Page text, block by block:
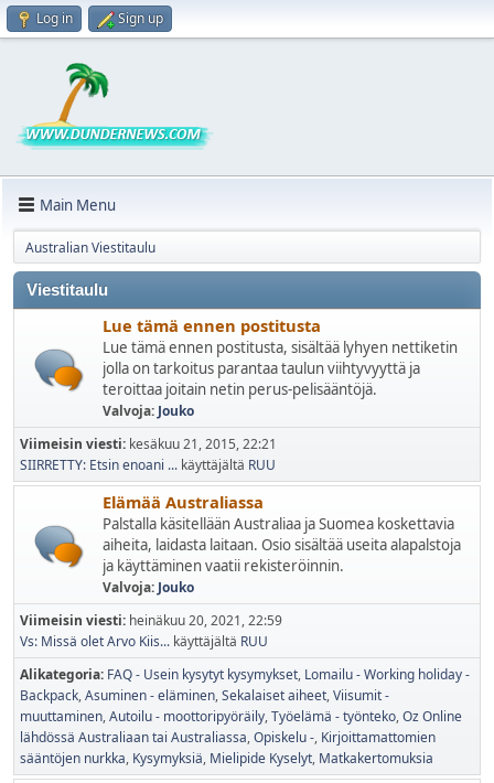
Log in Sign up
Main Menu
Australian Viestitaulu
Viestitaulu
Lue tämä ennen postitusta
Lue tämä ennen postitusta, sisältää lyhyen nettiketin
jolla on tarkoitus parantaa taulun viihtyvyyttä ja
teroittaa joitain netin perus-pelisääntöjä.
Valvoja: Jouko
Viimeisin viesti: kesäkuu 21, 2015, 22:21
SIIRRETTY: Etsin enoani ... käyttäjältä RUU
Elämää Australiassa
Palstalla käsitellään Australiaa ja Suomea koskettavia
aiheita, laidasta laitaan. Osio sisältää useita alapalstoja
ja käyttäminen vaatii rekisteröinnin.
Valvoja: Jouko
Viimeisin viesti: heinäkuu 20, 2021, 22:59
Vs: Missä olet Arvo Kiis... käyttäjältä RUU
Alikategoria FAQ - Usein kysytyt kysymykset Lomailu - Working holiday -
Backpack Asuminen - eläminen Sekalaiset aiheet Viisumit -
muuttaminen Autoilu - moottoripyöräily Työelämä - työnteko Oz Online
lähdössä Australiaan tai Australiassa Opiskelu - Kirjoittamattomien
sääntöjen nurkka Kysymyksiä Mielipide Kyselyt Matkakertomuksia